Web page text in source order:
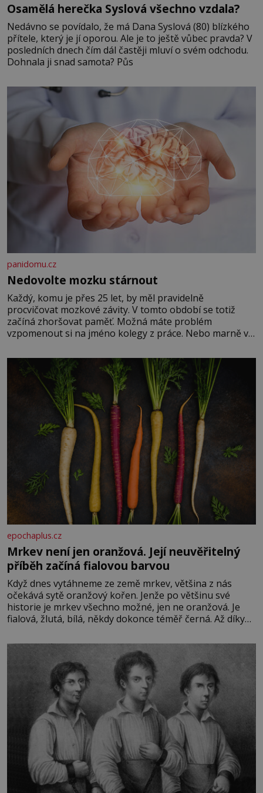
Osamělá herečka Syslová všechno vzdala?
Nedávno se povídalo, že má Dana Syslová (80) blízkého
přítele, který je jí oporou. Ale je to ještě vůbec pravda? V
posledních dnech čím dál častěji mluví o svém odchodu.
Dohnala ji snad samota? Půs
panidomu.cz
Nedovolte mozku stárnout
Každý, komu je přes 25 let, by měl pravidelně
procvičovat mozkové závity. V tomto období se totiž
začíná zhoršovat paměť. Možná máte problém
vzpomenout si na jméno kolegy z práce. Nebo marně v
Je to opravdu tak, s věkem jako kdyby se paměť
rozhodla stávkovat. Cvičte
epochaplus.cz
Mrkev není jen oranžová. Její neuvěřitelný
příběh začíná fialovou barvou
Když dnes vytáhneme ze země mrkev, většina z nás
očekává sytě oranžový kořen. Jenže po většinu své
historie je mrkev všechno možné, jen ne oranžová. Je
fialová, žlutá, bílá, někdy dokonce téměř černá. Až díky
bez které si českou zahradu ani nedokážeme představit.